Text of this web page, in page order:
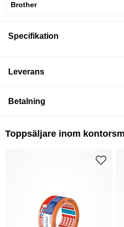
Brother
Specifikation
Leverans
Betalning
Toppsäljare inom